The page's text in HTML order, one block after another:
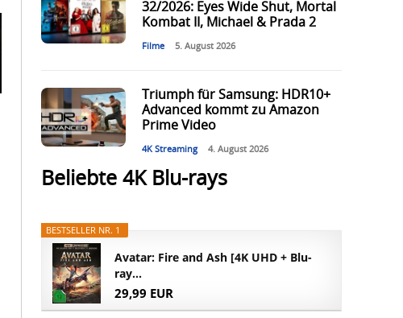
32/2026: Eyes Wide Shut, Mortal
Kombat II, Michael & Prada 2
Filme 5. August 2026
Triumph für Samsung: HDR10+
Advanced kommt zu Amazon
Prime Video
4K Streaming 4. August 2026
Beliebte 4K Blu-rays
BESTSELLER NR. 1
Avatar: Fire and Ash [4K UHD + Blu-
ray...
29,99 EUR